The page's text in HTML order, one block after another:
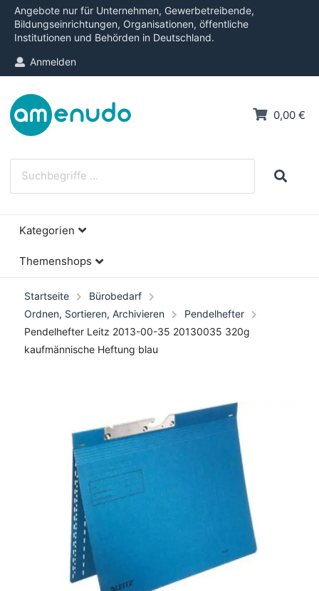
Angebote nur für Unternehmen, Gewerbetreibende,
Bildungseinrichtungen, Organisationen, öffentliche
Institutionen und Behörden in Deutschland.
Anmelden
0,00 €
Kategorien
Themenshops
Startseite
Bürobedarf
Ordnen, Sortieren, Archivieren
Pendelhefter
Pendelhefter Leitz 2013-00-35 20130035 320g
kaufmännische Heftung blau